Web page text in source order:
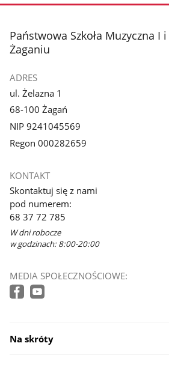
stopka
Państwowa Szkoła Muzyczna I
Żaganiu
ADRES
ul. Żelazna 1
68-100 Żagań
NIP 9241045569
Regon 000282659
KONTAKT
Skontaktuj się z nami
pod numerem:
68 37 72 785
W dni robocze
w godzinach: 8:00-20:00
MEDIA SPOŁECZNOŚCIOWE:
Na skróty